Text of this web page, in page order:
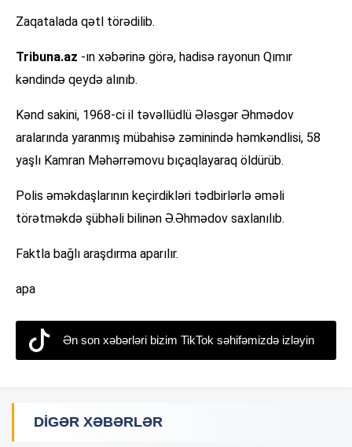
Zaqatalada qətl törədilib.
Tribuna.az -ın xəbərinə görə, hadisə rayonun Qımır
kəndində qeydə alınıb.
Kənd sakini, 1968-ci il təvəllüdlü Ələsgər Əhmədov
aralarında yaranmış mübahisə zəminində həmkəndlisi, 58
yaşlı Kamran Məhərrəmovu bıçaqlayaraq öldürüb.
Polis əməkdaşlarının keçirdikləri tədbirlərlə əməli
törətməkdə şübhəli bilinən Ə.Əhmədov saxlanılıb.
Faktla bağlı araşdırma aparılır.
apa
Ən son xəbərləri bizim TikTok səhifəmizdə izləyin
DIGƏR XƏBƏRLƏR